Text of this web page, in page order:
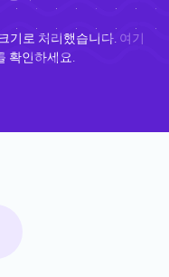
기로 처리했습니다. 여기
확인하세요.